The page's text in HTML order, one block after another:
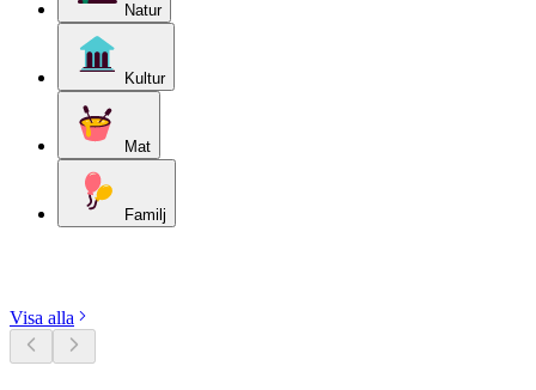
Natur
Kultur
Mat
Familj
Visa alla